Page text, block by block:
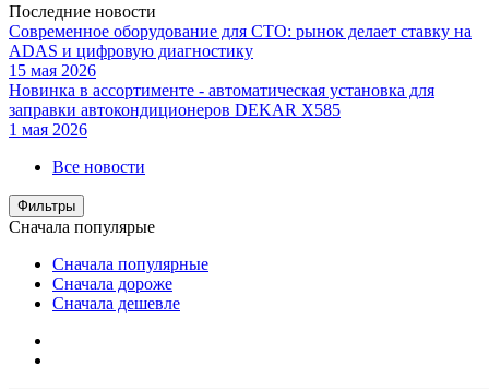
Последние новости
Современное оборудование для СТО: рынок делает ставку на
ADAS и цифровую диагностику
15 мая 2026
Новинка в ассортименте - автоматическая установка для
заправки автокондиционеров DEKAR X585
1 мая 2026
Все новости
Фильтры
Сначала популярые
Сначала популярные
Сначала дороже
Сначала дешевле